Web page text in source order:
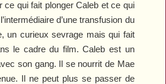
ce qui fait plonger Caleb et ce qui
d’une transfusion du
un curieux sevrage mais qui fait
le cadre du film. Caleb est un
son gang. Il se nourrit de Mae
Il ne peut plus se passer de